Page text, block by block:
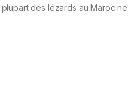
des lézards au Maroc ne